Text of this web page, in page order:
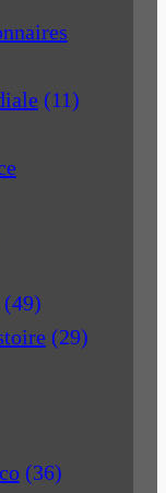
(11)
(49)
(29)
(36)